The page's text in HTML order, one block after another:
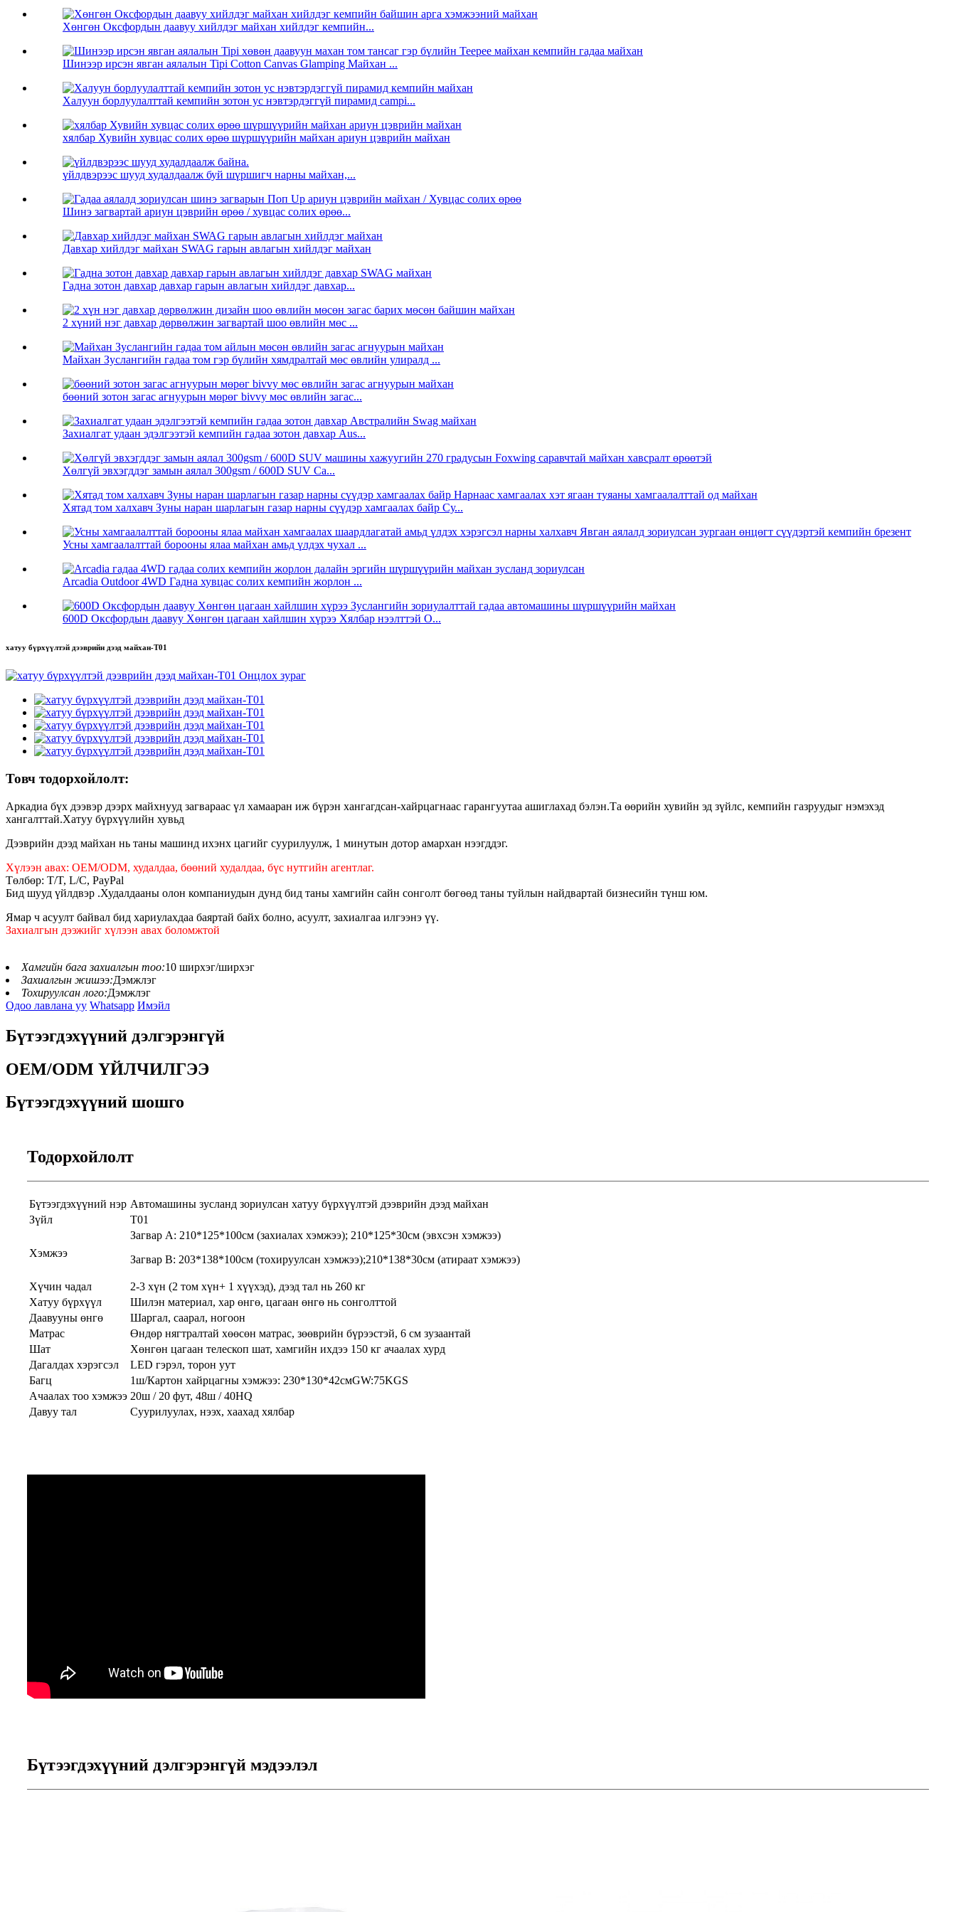
Хөнгөн Оксфордын даавуу хийлдэг майхан хийлдэг кемпийн...
Шинээр ирсэн явган аялалын Tipi Cotton Canvas Glamping Майхан ...
Халуун борлуулалттай кемпийн зотон ус нэвтэрдэггүй пирамид campi...
хялбар Хувийн хувцас солих өрөө шүршүүрийн майхан ариун цэврийн майхан
үйлдвэрээс шууд худалдаалж буй шүршигч нарны майхан,...
Шинэ загвартай ариун цэврийн өрөө / хувцас солих өрөө...
Давхар хийлдэг майхан SWAG гарын авлагын хийлдэг майхан
Гадна зотон давхар давхар гарын авлагын хийлдэг давхар...
2 хүний ​​нэг давхар дөрвөлжин загвартай шоо өвлийн мөс ...
Майхан Зуслангийн гадаа том гэр бүлийн хямдралтай мөс өвлийн улиралд ...
бөөний зотон загас агнуурын мөрөг bivvy мөс өвлийн загас...
Захиалгат удаан эдэлгээтэй кемпийн гадаа зотон давхар Aus...
Хөлгүй эвхэгддэг замын аялал 300gsm / 600D SUV Ca...
Хятад том халхавч Зуны наран шарлагын газар нарны сүүдэр хамгаалах байр Су...
Усны хамгаалалттай борооны ялаа майхан амьд үлдэх чухал ...
Arcadia Outdoor 4WD Гадна хувцас солих кемпийн жорлон ...
600D Оксфордын даавуу Хөнгөн цагаан хайлшин хүрээ Хялбар нээлттэй O...
хатуу бүрхүүлтэй дээврийн дээд майхан-T01
Товч тодорхойлолт:
Аркадиа бүх дээвэр дээрх майхнууд загвараас үл хамааран иж бүрэн хангагдсан-хайрцагнаас гарангуутаа ашиглахад бэлэн.Та өөрийн хувийн эд зүйлс, кемпийн газруудыг нэмэхэд
хангалттай.Хатуу бүрхүүлийн хувьд
Дээврийн дээд майхан нь таны машинд ихэнх цагийг суурилуулж, 1 минутын дотор амархан нээгддэг.
Хүлээн авах: OEM/ODM, худалдаа, бөөний худалдаа, бүс нутгийн агентлаг.
Төлбөр: T/T, L/C, PayPal
Бид шууд үйлдвэр .Худалдааны олон компаниудын дунд бид таны хамгийн сайн сонголт бөгөөд таны туйлын найдвартай бизнесийн түнш юм.
Ямар ч асуулт байвал бид хариулахдаа баяртай байх болно, асуулт, захиалгаа илгээнэ үү.
Захиалгын дээжийг хүлээн авах боломжтой
Хамгийн бага захиалгын тоо:10 ширхэг/ширхэг
Захиалгын жишээ:Дэмжлэг
Тохируулсан лого:Дэмжлэг
Одоо лавлана уу Whatsapp Имэйл
Бүтээгдэхүүний дэлгэрэнгүй
OEM/ODM ҮЙЛЧИЛГЭЭ
Бүтээгдэхүүний шошго
Тодорхойлолт
Бүтээгдэхүүний нэр Автомашины зусланд зориулсан хатуу бүрхүүлтэй дээврийн дээд майхан
Зүйл
T01
Хэмжээ
Загвар А: 210*125*100см (захиалах хэмжээ); 210*125*30см (эвхсэн хэмжээ)
Загвар В: 203*138*100см (тохируулсан хэмжээ);210*138*30см (атираат хэмжээ)
Хүчин чадал
2-3 хүн (2 том хүн+ 1 хүүхэд), дээд тал нь 260 кг
Хатуу бүрхүүл
Шилэн материал, хар өнгө, цагаан өнгө нь сонголттой
Даавууны өнгө
Шаргал, саарал, ногоон
Матрас
Өндөр нягтралтай хөөсөн матрас, зөөврийн бүрээстэй, 6 см зузаантай
Шат
Хөнгөн цагаан телескоп шат, хамгийн ихдээ 150 кг ачаалах хурд
Дагалдах хэрэгсэл
LED гэрэл, торон уут
Багц
1ш/Картон хайрцагны хэмжээ: 230*130*42смGW:75KGS
Ачаалах тоо хэмжээ 20ш / 20 фут, 48ш / 40HQ
Давуу тал
Суурилуулах, нээх, хаахад хялбар
Бүтээгдэхүүний дэлгэрэнгүй мэдээлэл